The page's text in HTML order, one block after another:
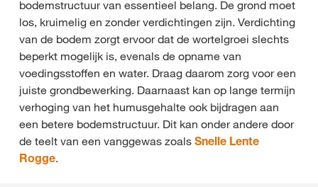
bodemstructuur van essentieel belang. De grond moet
los, kruimelig en zonder verdichtingen zijn. Verdichting
van de bodem zorgt ervoor dat de wortelgroei slechts
beperkt mogelijk is, evenals de opname van
voedingsstoffen en water. Draag daarom zorg voor een
juiste grondbewerking. Daarnaast kan op lange termijn
verhoging van het humusgehalte ook bijdragen aan
een betere bodemstructuur. Dit kan onder andere door
de teelt van een vanggewas zoals Snelle Lente
Rogge.